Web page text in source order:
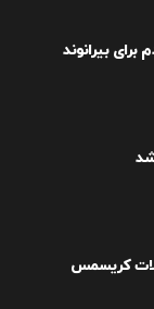
برای بیرانوند
شد
کریسمس